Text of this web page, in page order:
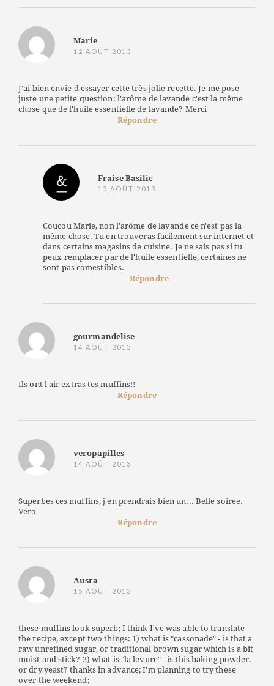
Marie
12 AOÛT 2013
J'ai bien envie d'essayer cette très jolie recette. Je me pose
juste une petite question: l'arôme de lavande c'est la même
chose que de l'huile essentielle de lavande? Merci
Répondre
Fraise Basilic
15 AOÛT 2013
Coucou Marie, non l'arôme de lavande ce n'est pas la
même chose. Tu en trouveras facilement sur internet et
dans certains magasins de cuisine. Je ne sais pas si tu
peux remplacer par de l'huile essentielle, certaines ne
sont pas comestibles.
Répondre
gourmandelise
14 AOÛT 2013
Ils ont l'air extras tes muffins!!
Répondre
veropapilles
14 AOÛT 2013
Superbes ces muffins, j'en prendrais bien un... Belle soirée.
Véro
Répondre
Ausra
15 AOÛT 2013
these muffins look superb; I think I've was able to translate
the recipe, except two things: 1) what is "cassonade" - is that a
raw unrefined sugar, or traditional brown sugar which is a bit
moist and stick? 2) what is "la levure" - is this baking powder,
or dry yeast? thanks in advance; I'm planning to try these
over the weekend;